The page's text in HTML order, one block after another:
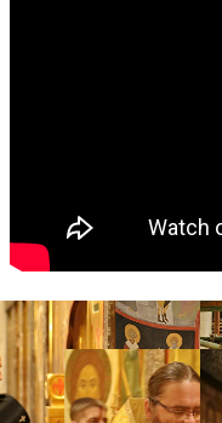
Распечатать
Фото